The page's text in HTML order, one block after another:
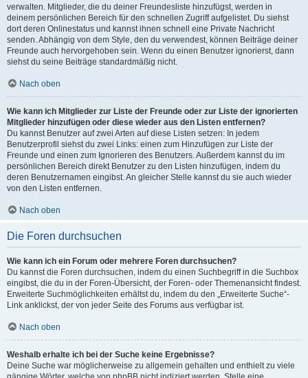
verwalten. Mitglieder, die du deiner Freundesliste hinzufügst, werden in
deinem persönlichen Bereich für den schnellen Zugriff aufgelistet. Du siehst
dort deren Onlinestatus und kannst ihnen schnell eine Private Nachricht
senden. Abhängig von dem Style, den du verwendest, können Beiträge deiner
Freunde auch hervorgehoben sein. Wenn du einen Benutzer ignorierst, dann
siehst du seine Beiträge standardmäßig nicht.
Nach oben
Wie kann ich Mitglieder zur Liste der Freunde oder zur Liste der ignorierten
Mitglieder hinzufügen oder diese wieder aus den Listen entfernen?
Du kannst Benutzer auf zwei Arten auf diese Listen setzen: In jedem
Benutzerprofil siehst du zwei Links: einen zum Hinzufügen zur Liste der
Freunde und einen zum Ignorieren des Benutzers. Außerdem kannst du im
persönlichen Bereich direkt Benutzer zu den Listen hinzufügen, indem du
deren Benutzernamen eingibst. An gleicher Stelle kannst du sie auch wieder
von den Listen entfernen.
Nach oben
Die Foren durchsuchen
Wie kann ich ein Forum oder mehrere Foren durchsuchen?
Du kannst die Foren durchsuchen, indem du einen Suchbegriff in die Suchbox
eingibst, die du in der Foren-Übersicht, der Foren- oder Themenansicht findest.
Erweiterte Suchmöglichkeiten erhältst du, indem du den „Erweiterte Suche“-
Link anklickst, der von jeder Seite des Forums aus verfügbar ist.
Nach oben
Weshalb erhalte ich bei der Suche keine Ergebnisse?
Deine Suche war möglicherweise zu allgemein gehalten und enthielt zu viele